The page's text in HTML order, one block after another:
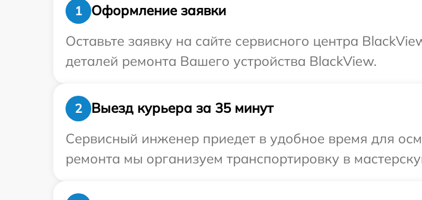
1
Оформление заявки
Оставьте заявку на сайте сервисного центра
деталей ремонта Вашего устройства BlackView.
2
Выезд курьера за 35 минут
Сервисный инженер приедет в удобное время для
ремонта мы организуем транспортировку в